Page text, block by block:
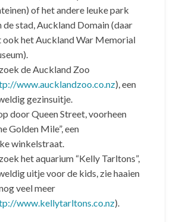
of het andere leuke park
de stad, Auckland Domain (daar
ook het Auckland War Memorial
de Auckland Zoo
www.aucklandzoo.co.nz), een
gezinsuitje.
door Queen Street, voorheen
Golden Mile”, een
winkelstraat.
het aquarium “Kelly Tarltons”,
uitje voor de kids, zie haaien
veel meer
www.kellytarltons.co.nz).